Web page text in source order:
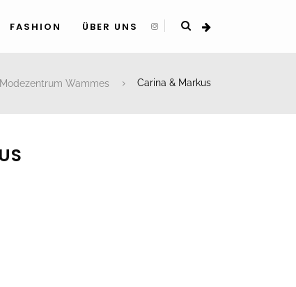
FASHION ÜBER UNS
Modezentrum Wammes Carina & Markus